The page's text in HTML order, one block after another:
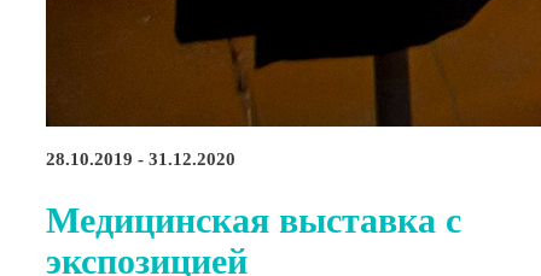
28.10.2019 - 31.12.2020
Медицинская выставка с
экспозицией